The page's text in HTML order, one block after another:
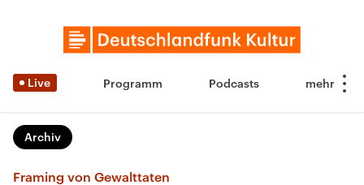
Live Programm Podcasts
Archiv
Framing von Gewalttaten